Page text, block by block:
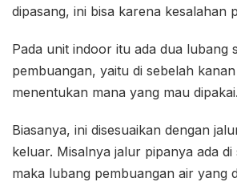
dipasang, ini bisa karena kesalahan
Pada unit indoor itu ada dua lubang
pembuangan, yaitu di sebelah
menentukan mana yang mau dipakai.
Biasanya, ini disesuaikan dengan
keluar. Misalnya jalur pipanya ada
maka lubang pembuangan air yang